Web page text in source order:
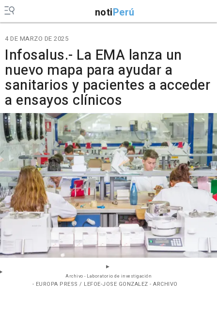
notiPerú
4 DE MARZO DE 2025
Infosalus.- La EMA lanza un
nuevo mapa para ayudar a
sanitarios y pacientes a acceder
a ensayos clínicos
Archivo - Laboratorio de investigación
- EUROPA PRESS / LEFOE-JOSE GONZALEZ - ARCHIVO